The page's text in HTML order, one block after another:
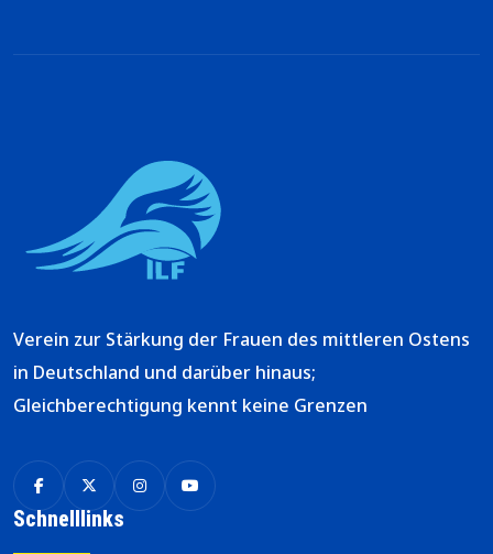
Verein zur Stärkung der Frauen des mittleren Ostens
in Deutschland und darüber hinaus;
Gleichberechtigung kennt keine Grenzen
Schnelllinks